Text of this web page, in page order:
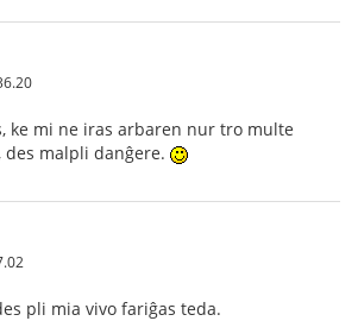
ke mi ne iras arbaren nur tro multe
malpli danĝere.
pli mia vivo fariĝas teda.